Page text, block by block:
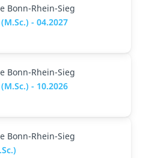
Bonn-Rhein-Sieg
- 04.2027
Bonn-Rhein-Sieg
- 10.2026
Bonn-Rhein-Sieg